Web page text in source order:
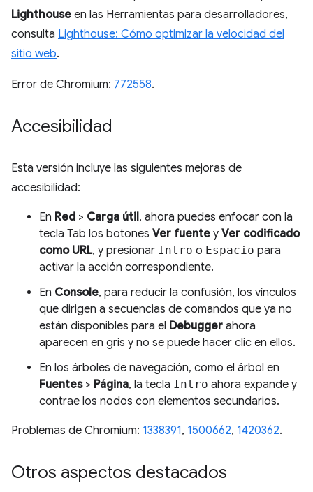
Lighthouse en las Herramientas para desarrolladores,
consulta Lighthouse: Cómo optimizar la velocidad del
sitio web.
Error de Chromium: 772558.
Accesibilidad
Esta versión incluye las siguientes mejoras de
accesibilidad:
En Red > Carga útil, ahora puedes enfocar con la
tecla Tab los botones Ver fuente y Ver codificado
como URL, y presionar Intro o Espacio para
activar la acción correspondiente.
En Console, para reducir la confusión, los vínculos
que dirigen a secuencias de comandos que ya no
están disponibles para el Debugger ahora
aparecen en gris y no se puede hacer clic en ellos.
En los árboles de navegación, como el árbol en
Fuentes> Página, la tecla Intro ahora expande y
contrae los nodos con elementos secundarios.
Problemas de Chromium: 1338391, 1500662, 1420362.
Otros aspectos destacados